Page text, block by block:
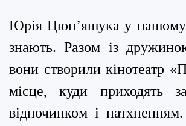
Юрія Цюп’яшука у нашому
знають. Разом із
вони створили кінотеатр
місце, куди приходять
відпочинком і